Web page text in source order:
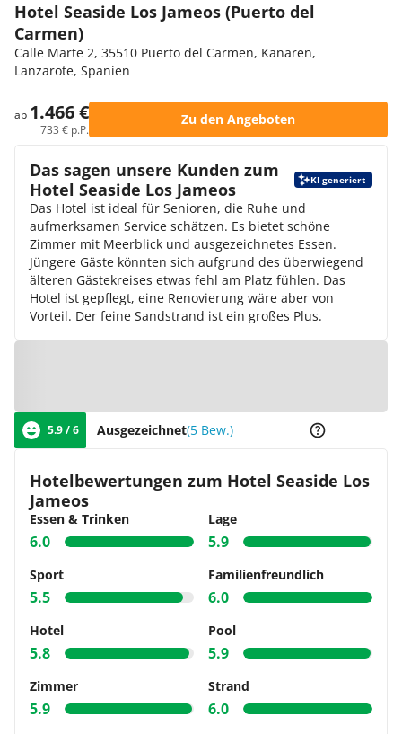
Hotel Seaside Los Jameos (Puerto del
Carmen)
Calle Marte 2, 35510 Puerto del Carmen, Kanaren,
Lanzarote, Spanien
ab 1.466 €
733 € p.P.
Zu den Angeboten
Das sagen unsere Kunden zum
Hotel Seaside Los Jameos
KI generiert
Das Hotel ist ideal für Senioren, die Ruhe und
aufmerksamen Service schätzen. Es bietet schöne
Zimmer mit Meerblick und ausgezeichnetes Essen.
Jüngere Gäste könnten sich aufgrund des überwiegend
älteren Gästekreises etwas fehl am Platz fühlen. Das
Hotel ist gepflegt, eine Renovierung wäre aber von
Vorteil. Der feine Sandstrand ist ein großes Plus.
5.9 / 6 Ausgezeichnet(5 Bew.)
Hotelbewertungen zum Hotel Seaside Los
Jameos
Essen & Trinken
6.0
Lage
5.9
Sport
5.5
Familienfreundlich
6.0
Hotel
5.8
Pool
5.9
Zimmer
5.9
Strand
6.0